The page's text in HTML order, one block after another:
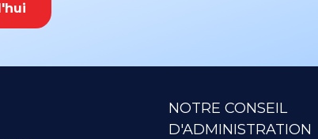
NOTRE CONSEIL
D'ADMINISTRATION